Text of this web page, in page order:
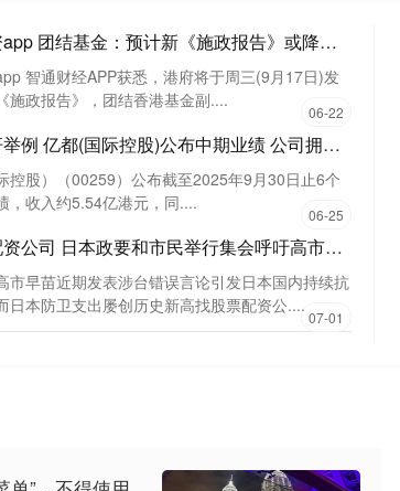
手机配资app 团结基金：预计新《施政报告》或降低香港住宅物业印花税?
智通财经APP获悉，港府将于周三(9月17日)发
施政报告》，团结香港基金副....
06-22
股票杠杆举例 亿都(国际控股)公布中期业绩 公司拥有人应占溢利约12.18亿港元同比增长约11.55倍
控股）（00259）公布截至2025年9月30日止6个
，收入约5.54亿港元，同....
06-25
找股票配资公司 日本政要和市民举行集会呼吁高市撤回错误言论
市早苗近期发表涉台错误言论引发日本国内持续抗
日本防卫支出屡创历史新高找股票配资公....
07-01